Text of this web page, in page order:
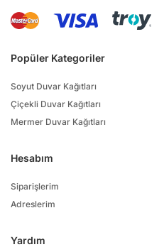
Popüler Kategoriler
Soyut Duvar Kağıtları
Çiçekli Duvar Kağıtları
Mermer Duvar Kağıtları
Hesabım
Siparişlerim
Adreslerim
Yardım